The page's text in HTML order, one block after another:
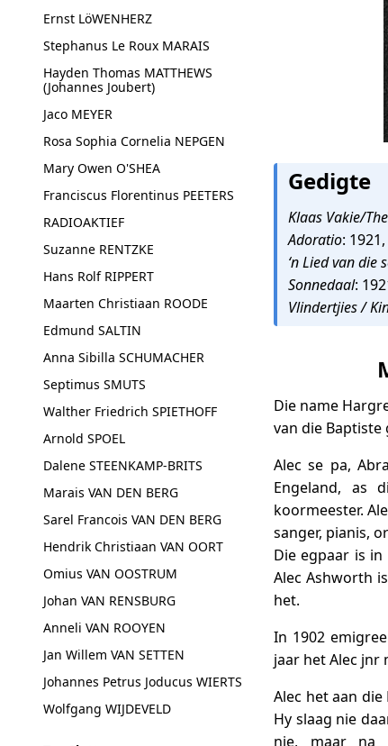
Ernst LöWENHERZ
Stephanus Le Roux MARAIS
Hayden Thomas MATTHEWS
(Johannes Joubert)
Jaco MEYER
Rosa Sophia Cornelia NEPGEN
Mary Owen O'SHEA
Franciscus Florentinus PEETERS
RADIOAKTIEF
Suzanne RENTZKE
Hans Rolf RIPPERT
Maarten Christiaan ROODE
Edmund SALTIN
Anna Sibilla SCHUMACHER
Septimus SMUTS
Walther Friedrich SPIETHOFF
Arnold SPOEL
Dalene STEENKAMP-BRITS
Marais VAN DEN BERG
Sarel Francois VAN DEN BERG
Hendrik Christiaan VAN OORT
Omius VAN OOSTRUM
Johan VAN RENSBURG
Anneli VAN ROOYEN
Jan Willem VAN SETTEN
Johannes Petrus Joducus WIERTS
Wolfgang WIJDEVELD
Gedigte
Klaas Vakie/
Adoratio:
‘n Lied van die
Sonnedaal:
Vlindertjies /
Die name
van die Baptiste
Alec se pa,
Engeland, as
koormeester.
sanger, pianis,
Die egpaar is
Alec Ashworth
het.
In 1902
jaar het Alec jnr
Alec het aan
Hy slaag nie
nie, maar na